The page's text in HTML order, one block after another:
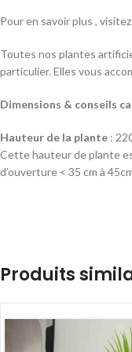
Pour en savoir plus ,
Toutes nos plantes
particulier. Elles vous
Dimensions & conseils
Hauteur de la plante :
Cette hauteur de plante
d’ouverture < 35 cm à
Produits